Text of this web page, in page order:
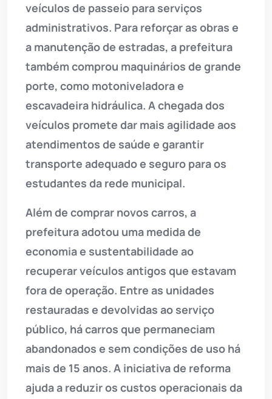
veículos de passeio para serviços
administrativos. Para reforçar as obras e
a manutenção de estradas, a prefeitura
também comprou maquinários de grande
porte, como motoniveladora e
escavadeira hidráulica. A chegada dos
veículos promete dar mais agilidade aos
atendimentos de saúde e garantir
transporte adequado e seguro para os
estudantes da rede municipal.
Além de comprar novos carros, a
prefeitura adotou uma medida de
economia e sustentabilidade ao
recuperar veículos antigos que estavam
fora de operação. Entre as unidades
restauradas e devolvidas ao serviço
público, há carros que permaneciam
abandonados e sem condições de uso há
mais de 15 anos. A iniciativa de reforma
ajuda a reduzir os custos operacionais da